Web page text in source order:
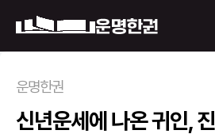
운명한권 보기
운명한권
신년운세에 나온 귀인,